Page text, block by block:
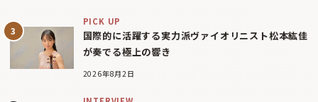
PICK UP
国際的に活躍する実力派ヴァイオリニスト松本紘佳
が奏でる極上の響き
2026年8月2日